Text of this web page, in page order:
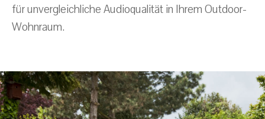
für unvergleichliche Audioqualität in Ihrem Outdoor-
Wohnraum.